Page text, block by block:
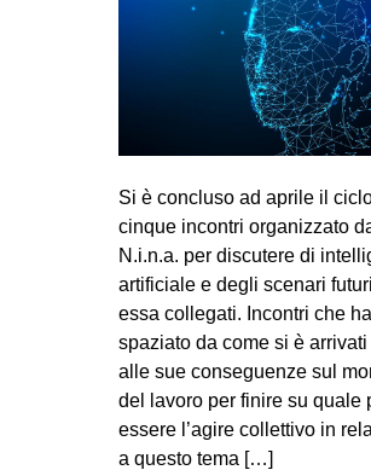
Si è concluso ad aprile il
cinque incontri organizzato
N.i.n.a. per discutere di
artificiale e degli scenari
essa collegati. Incontri che
spaziato da come si è arrivati
alle sue conseguenze sul
del lavoro per finire su quale
essere l’agire collettivo in
a questo tema […]